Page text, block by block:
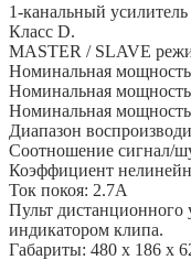
1-канальный
Класс D.
MASTER / SLAVE
Номинальная
Номинальная
Номинальная
Диапазон
Соотношение сигнал/
Коэффициент
Ток покоя: 2.7А
Пульт дистанционного
индикатором клипа.
Габариты: 480 x 186 x